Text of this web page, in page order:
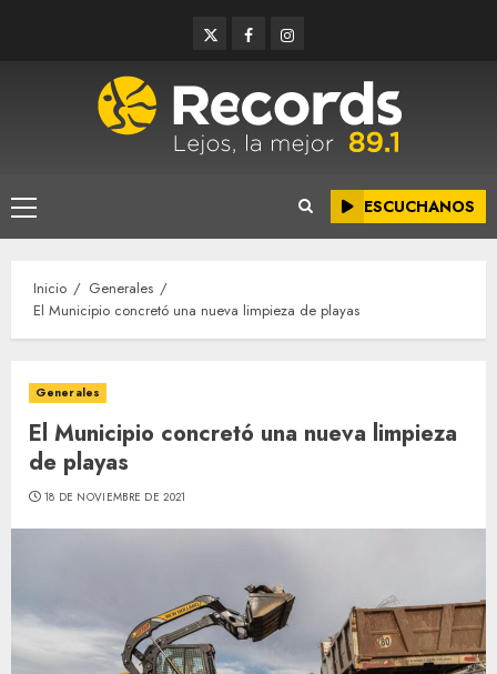
TwitterFacebookInstagram
Menú
principal
ESCUCHANOS
Inicio
Generales
El Municipio concretó una nueva limpieza de playas
Generales
El Municipio concretó una nueva limpieza
de playas
18 DE NOVIEMBRE DE 2021